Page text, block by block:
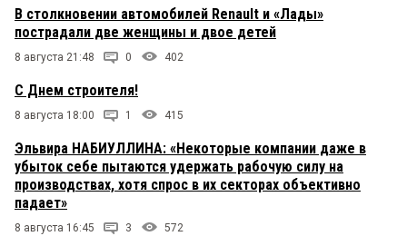
В столкновении автомобилей Renault и «Лады»
пострадали две женщины и двое детей
8 августа 21:48 0 402
С Днем строителя!
8 августа 18:00 1 415
Эльвира НАБИУЛЛИНА: «Некоторые компании даже в
убыток себе пытаются удержать рабочую силу на
производствах, хотя спрос в их секторах объективно
падает»
8 августа 16:45 3 572